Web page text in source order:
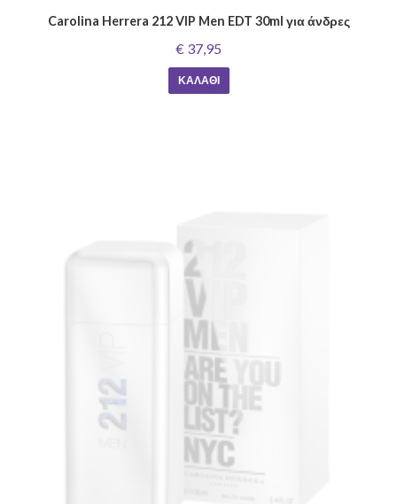
Carolina Herrera 212 VIP Men EDT 30ml για άνδρες
€ 37,95
ΚΑΛΆΘΙ